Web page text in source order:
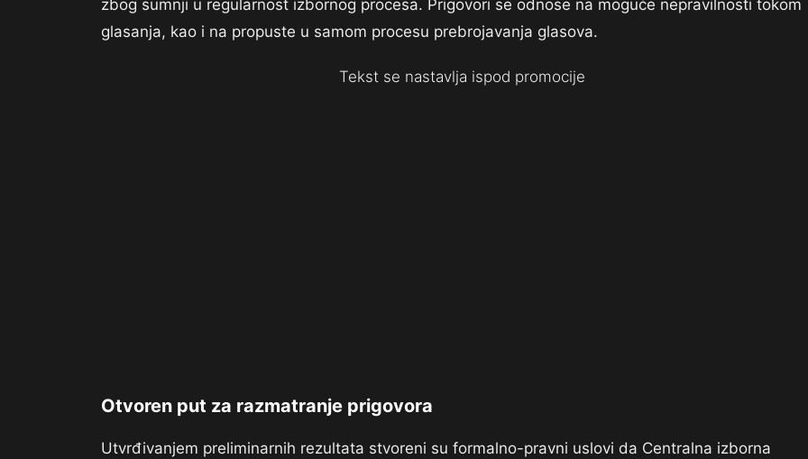
zbog sumnji u regularnost izbornog procesa. Prigovori se odnose na moguće nepravilnosti tokom
glasanja, kao i na propuste u samom procesu prebrojavanja glasova.
Tekst se nastavlja ispod promocije
Otvoren put za razmatranje prigovora
Utvrđivanjem preliminarnih rezultata stvoreni su formalno-pravni uslovi da Centralna izborna